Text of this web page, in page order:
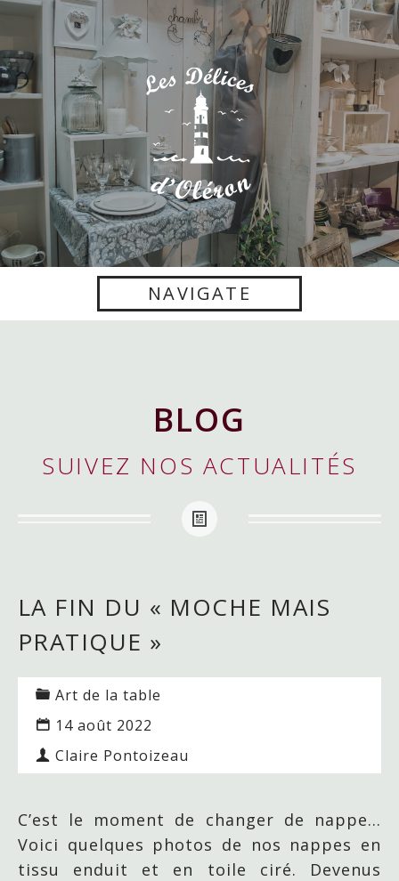
NAVIGATE
BLOG
SUIVEZ NOS ACTUALITÉS
LA FIN DU « MOCHE MAIS
PRATIQUE »
Art de la table
14 août 2022
Claire Pontoizeau
C’est le moment de changer de nappe…
Voici quelques photos de nos nappes en
tissu enduit et en toile ciré. Devenus